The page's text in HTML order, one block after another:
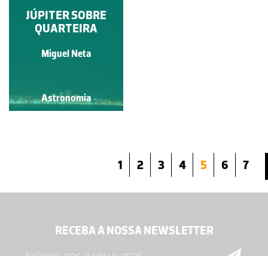
JÚPITER SOBRE
QUARTEIRA
Miguel Neta
Astronomia
1 2 3 4 5 6 7
RECEBA A NOSSA NEWSLETTER